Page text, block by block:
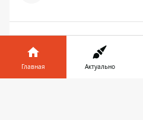
Главная Актуально